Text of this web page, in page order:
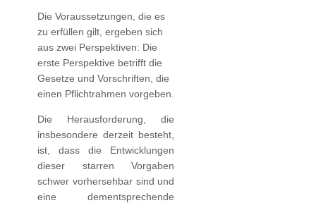
Die Voraussetzungen, die es
zu erfüllen gilt, ergeben sich
aus zwei Perspektiven: Die
erste Perspektive betrifft die
Gesetze und Vorschriften, die
einen Pflichtrahmen vorgeben.
Die Herausforderung, die
insbesondere derzeit besteht,
ist, dass die Entwicklungen
dieser starren Vorgaben
schwer vorhersehbar sind und
eine dementsprechende